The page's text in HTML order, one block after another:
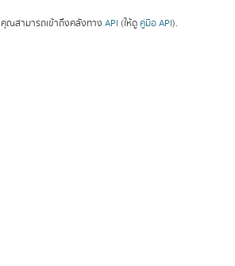
คุณสามารถเข้าถึงคลังทาง API (ให้ดู คู่มือ API).